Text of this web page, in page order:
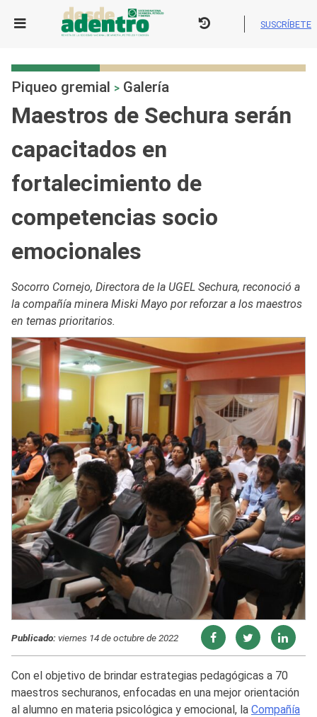
SUSCRÍBETE
Piqueo gremial > Galería
Maestros de Sechura serán
capacitados en
fortalecimiento de
competencias socio
emocionales
Socorro Cornejo, Directora de la UGEL Sechura, reconoció a
la compañía minera Miski Mayo por reforzar a los maestros
en temas prioritarios.
Publicado:viernes 14 de octubre de 2022
Con el objetivo de brindar estrategias pedagógicas a 70
maestros sechuranos, enfocadas en una mejor orientación
al alumno en materia psicológica y emocional, la Compañía